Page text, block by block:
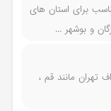
برای استان های
و بوشهر ...
تهران مانند قم ،